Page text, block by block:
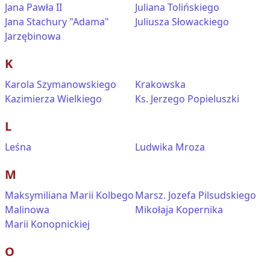
Jana Pawła II
Jana Stachury "Adama"
Jarzębinowa
Juliana Tolińskiego
Juliusza Słowackiego
K
Karola Szymanowskiego
Kazimierza Wielkiego
Krakowska
Ks. Jerzego Popieluszki
L
Leśna Ludwika Mroza
M
Maksymiliana Marii Kolbego
Malinowa
Marii Konopnickiej
Marsz. Jozefa Pilsudskiego
Mikołaja Kopernika
O